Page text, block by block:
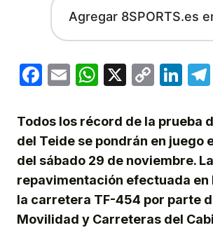
Agregar 8SPORTS.es
Facebook
EmailWhatsApp
X
Copy
Todos los récord de la prueba
del Teide se pondrán en juego
del sábado 29 de noviembre. La
repavimentación efectuada en
la carretera TF-454 por parte
Movilidad y Carreteras del